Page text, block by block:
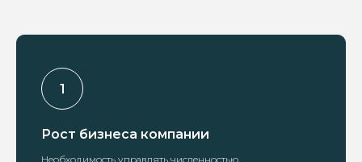
Рост бизнеса компании
Необходимость управлять численностью,